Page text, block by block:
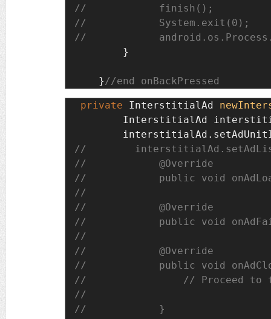
}
    }
//end onBackPressed
private InterstitialAd
InterstitialAd